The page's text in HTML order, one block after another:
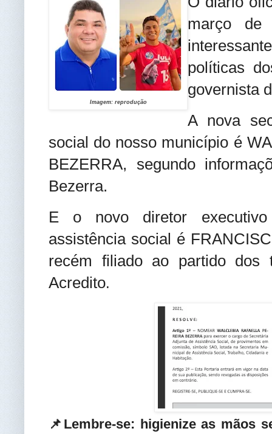
Imagem: reprodução
março de
políticas
governista
A nova
social do nosso município é
BEZERRA, segundo
Bezerra.
E o novo diretor
assistência social é
recém filiado ao partido dos
Acredito.
📌Lembre-se: higienize as mãos